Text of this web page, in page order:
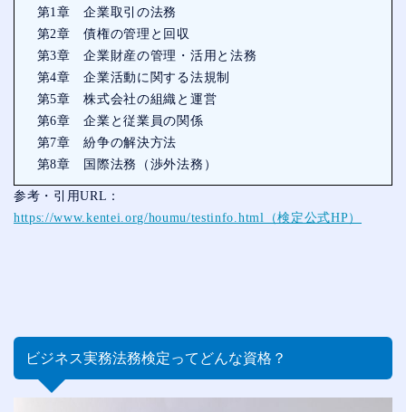
第1章 企業取引の法務
第2章 債権の管理と回収
第3章 企業財産の管理・活用と法務
第4章 企業活動に関する法規制
第5章 株式会社の組織と運営
第6章 企業と従業員の関係
第7章 紛争の解決方法
第8章 国際法務（渉外法務）
参考・引用URL：
https://www.kentei.org/houmu/testinfo.html（検定公式HP）
ビジネス実務法務検定ってどんな資格？